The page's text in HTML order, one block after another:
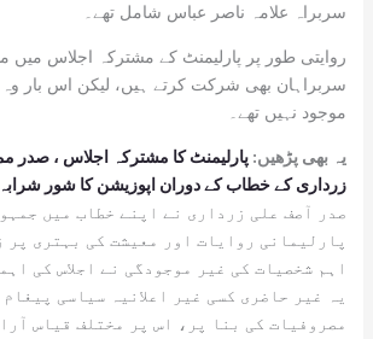
سربراہ علامہ ناصر عباس شامل تھے۔
روایتی طور پر پارلیمنٹ کے مشترکہ اجلاس میں
سربراہان بھی شرکت کرتے ہیں، لیکن اس بار
موجود نہیں تھے۔
یہ بھی پڑھیں: پارلیمنٹ کا مشترکہ اجلاس ،
زرداری کے خطاب کے دوران اپوزیشن کا شور شرابہ
صدر آصف علی زرداری نے اپنے خطاب میں
پارلیمانی روایات اور معیشت کی بہتری پر
اہم شخصیات کی غیر موجودگی نے اجلاس کی
یہ غیر حاضری کسی غیر اعلانیہ سیاسی
مصروفیات کی بنا پر، اس پر مختلف قیاس